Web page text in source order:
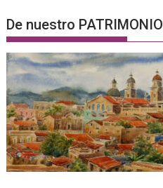
De nuestro PATRIMONIO